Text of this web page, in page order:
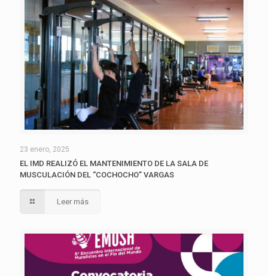
23 enero, 2025
EL IMD REALIZÓ EL MANTENIMIENTO DE LA SALA DE
MUSCULACIÓN DEL “COCHOCHO” VARGAS
Leer más